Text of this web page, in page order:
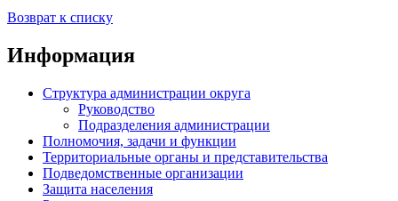
Возврат к списку
Информация
Структура администрации округа
Руководство
Подразделения администрации
Полномочия, задачи и функции
Территориальные органы и представительства
Подведомственные организации
Защита населения